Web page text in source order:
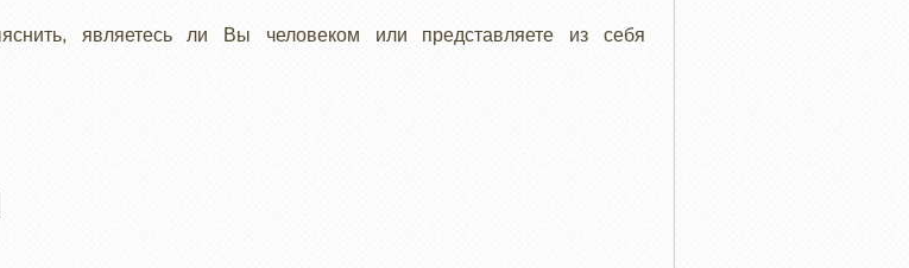
являетесь ли Вы человеком или представляете из себя